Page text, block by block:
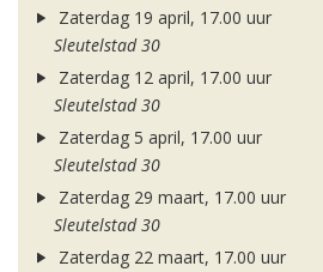
Zaterdag 19 april, 17.00 uur
Sleutelstad 30
Zaterdag 12 april, 17.00 uur
Sleutelstad 30
Zaterdag 5 april, 17.00 uur
Sleutelstad 30
Zaterdag 29 maart, 17.00 uur
Sleutelstad 30
Zaterdag 22 maart, 17.00 uur